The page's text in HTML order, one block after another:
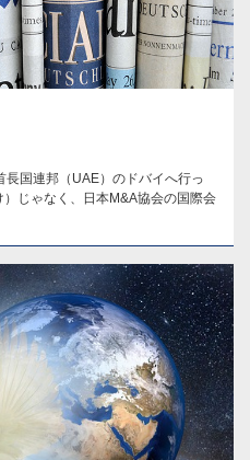
国連邦（UAE）のドバイへ行っ
じゃなく、日本M&A協会の国際会